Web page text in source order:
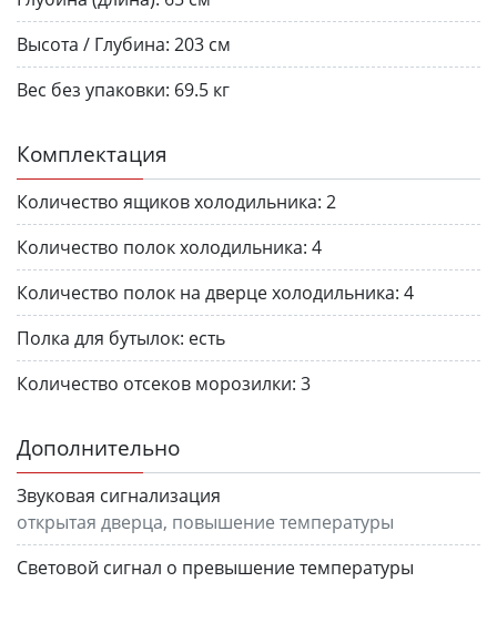
Высота / Глубина: 203 см
Вес без упаков­ки: 69.5 кг
Комплектация
Количество ящиков холодильника: 2
Количество полок холодильника: 4
Количество полок на дверце холодильника: 4
Полка для бутылок: есть
Количество отсеков морозилки: 3
Дополнительно
Звуковая сигнализация
открытая дверца, повышение температуры
Световой сигнал о превышение температуры